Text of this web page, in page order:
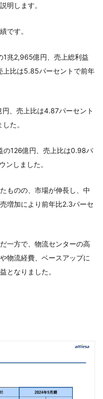
明します。
です。
1兆2,965億円、売上総利益
比は5.85パーセントで前年
、売上比は4.87パーセント
た。
の126億円、売上比は0.98パ
ンしました。
ものの、市場が伸長し、中
増加により前年比2.3パーセ
一方で、物流センターの高
物流経費、ベースアップに
となりました。